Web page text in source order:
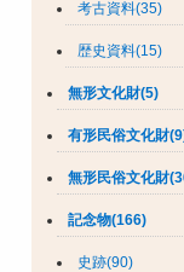
考古資料(35)
歴史資料(15)
無形文化財(5)
有形民俗文化財
無形民俗文化財
記念物(166)
史跡(90)